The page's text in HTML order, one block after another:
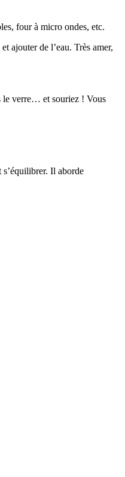
four à micro ondes, etc.
ajouter de l’eau. Très amer,
le verre… et souriez ! Vous
Il aborde